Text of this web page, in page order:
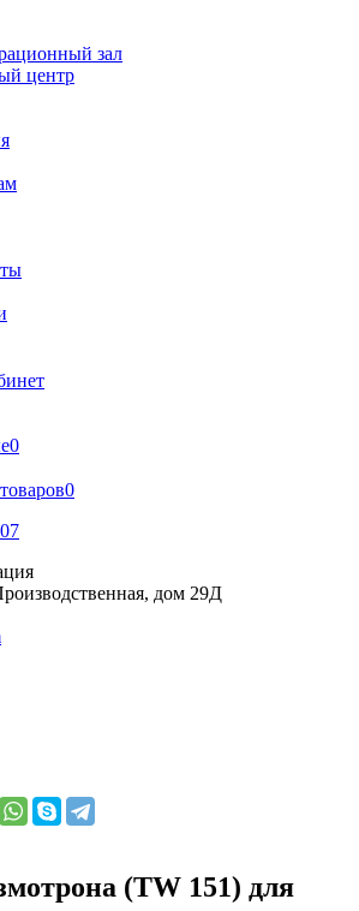
зал
центр
0
0
дом 29Д
(TW 151) для